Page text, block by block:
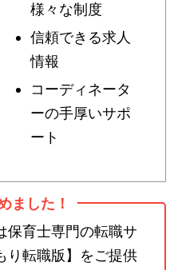
様々な制度
信頼できる求人
情報
コーディネータ
ーの手厚いサポ
ート
ました！
保育士専門の転職サ
り転職版】をご提供